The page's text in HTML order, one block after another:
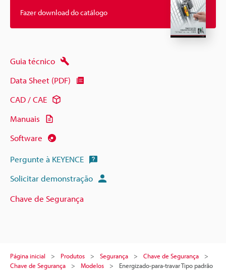
Fazer download do catálogo
Guia técnico
Data Sheet (PDF)
CAD / CAE
Manuais
Software
Pergunte à KEYENCE
Solicitar demonstração
Chave de Segurança
Página inicial Produtos Segurança
Chave de Segurança
Chave de Segurança
Modelos
Energizado-para-travar Tipo padrão